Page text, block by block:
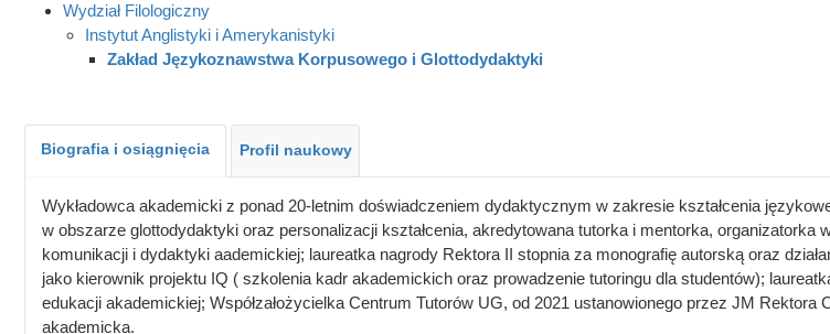
Wydział Filologiczny
Instytut Anglistyki i Amerykanistyki
Zakład Językoznawstwa Korpusowego i Glottodydaktyki
Biografia i osiągnięcia Profil naukowy
Wykładowca akademicki z ponad 20-letnim doświadczeniem dydaktycznym w zakresie kształcenia
w obszarze glottodydaktyki oraz personalizacji kształcenia, akredytowana tutorka i mentorka,
komunikacji i dydaktyki aademickiej; laureatka nagrody Rektora II stopnia za monografię autorską oraz
jako kierownik projektu IQ ( szkolenia kadr akademickich oraz prowadzenie tutoringu dla studentów);
edukacji akademickiej; Współzałożycielka Centrum Tutorów UG, od 2021 ustanowionego przez JM
akademicka.